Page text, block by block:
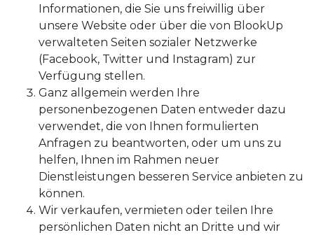
Informationen, die Sie uns freiwillig über
unsere Website oder über die von BlookUp
verwalteten Seiten sozialer Netzwerke
(Facebook, Twitter und Instagram) zur
Verfügung stellen.
Ganz allgemein werden Ihre
personenbezogenen Daten entweder dazu
verwendet, die von Ihnen formulierten
Anfragen zu beantworten, oder um uns zu
helfen, Ihnen im Rahmen neuer
Dienstleistungen besseren Service anbieten zu
können.
Wir verkaufen, vermieten oder teilen Ihre
persönlichen Daten nicht an Dritte und wir